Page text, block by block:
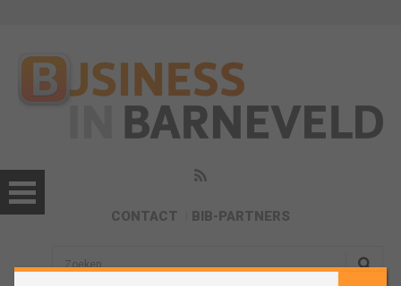
CONTACT BIB-PARTNERS
sisea.search